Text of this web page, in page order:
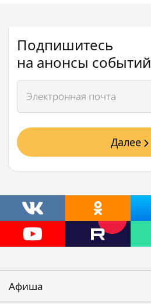
Подпишитесь
на анонсы событий
Далее
Афиша